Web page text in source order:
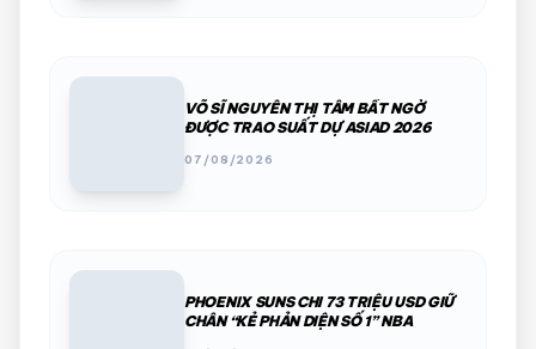
VÕ SĨ NGUYỄN THỊ TÂM BẤT NGỜ
ĐƯỢC TRAO SUẤT DỰ ASIAD 2026
07/08/2026
PHOENIX SUNS CHI 73 TRIỆU USD GIỮ
CHÂN “KẺ PHẢN DIỆN SỐ 1” NBA